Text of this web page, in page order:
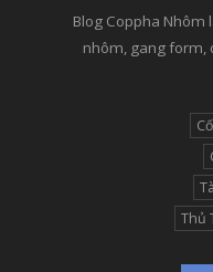
Blog Coppha Nhôm
nhôm, gang form,
Thủ